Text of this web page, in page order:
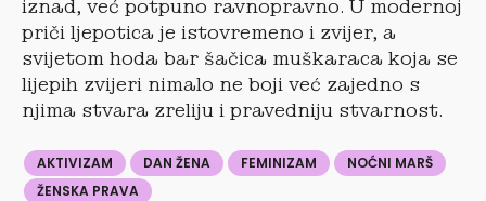
iznad, već potpuno ravnopravno. U modernoj
priči ljepotica je istovremeno i zvijer, a
svijetom hoda bar šačica muškaraca koja se
lijepih zvijeri nimalo ne boji već zajedno s
njima stvara zreliju i pravedniju stvarnost.
AKTIVIZAM DAN ŽENA FEMINIZAM
NOĆNI MARŠ
ŽENSKA PRAVA